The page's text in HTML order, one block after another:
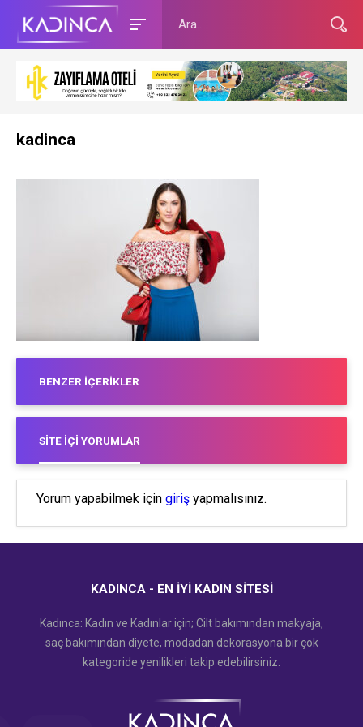
kadinca
BENZER İÇERIKLER
SITE İÇI YORUMLAR
Yorum yapabilmek için giriş yapmalısınız.
KADINCA - EN İYI KADIN SITESI
Kadınca: Kadın ve Kadınlar için; Cilt bakımından makyaja,
saç bakımından diyete, modadan dekorasyona bir çok
kategoride yenilikleri takip edebilirsiniz.